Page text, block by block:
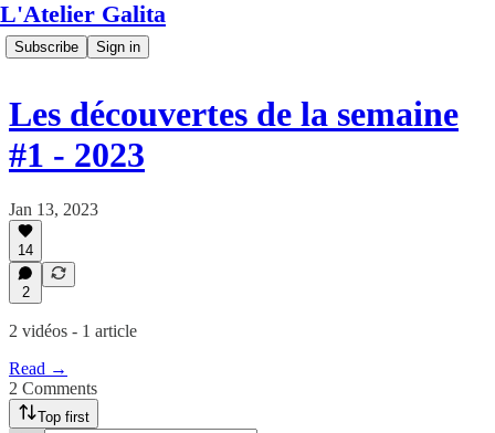
L'Atelier Galita
Subscribe Sign in
Les découvertes de la semaine
#1 - 2023
Jan 13, 2023
14
2
2 vidéos - 1 article
Read →
2 Comments
Top first